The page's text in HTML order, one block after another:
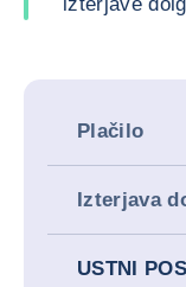
Plačilo
Izterjava
USTNI